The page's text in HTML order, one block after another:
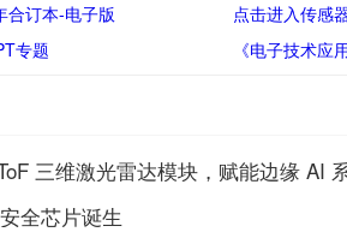
合订本-电子版
点击进入传感
专题
《电子技术应
三维激光雷达模块，赋能边缘 AI
全芯片诞生